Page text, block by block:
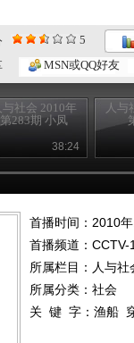
5
MSN或QQ好友
与社会 2010年
第283期 小凤
38:24
人与
首播时间：2010
首播频道： CCTV-
所属栏目： 人与社
所属分类：社会
关 键 字： 渔船